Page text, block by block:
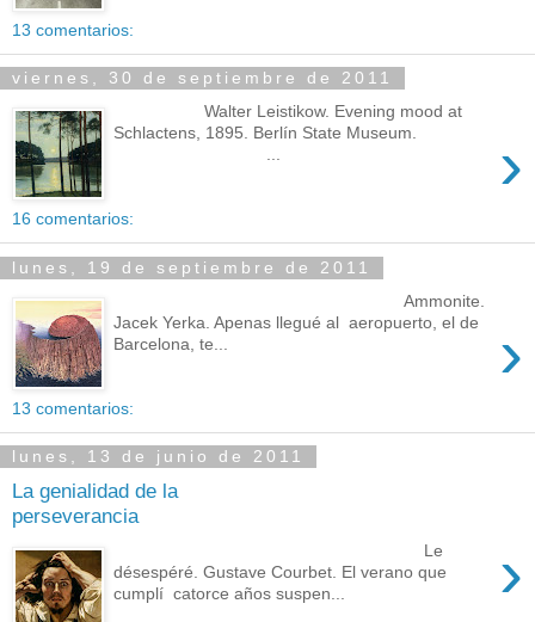
13 comentarios:
viernes, 30 de septiembre de 2011
›
Walter Leistikow. Evening mood at
Schlactens, 1895. Berlín State Museum.
...
16 comentarios:
lunes, 19 de septiembre de 2011
›
Ammonite.
Jacek Yerka. Apenas llegué al aeropuerto, el de
Barcelona, te...
13 comentarios:
lunes, 13 de junio de 2011
La genialidad de la
perseverancia
›
Le
désespéré. Gustave Courbet. El verano que
cumplí catorce años suspen...